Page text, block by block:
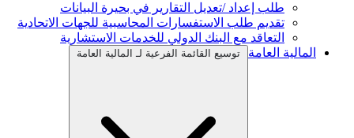
طلب إعداد /تعديل التقارير في بحيرة البيانات
تقديم طلب الاستفسارات المحاسبية للجهات الاتحادية
التعاقد مع البنك الدولي للخدمات الاستشارية
المالية العامة
توسيع القائمة الفرعية لـ المالية العامة